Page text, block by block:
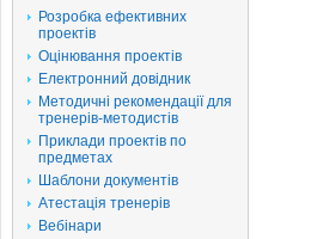
Розробка ефективних
проектів
Оцінювання проектів
Електронний довідник
Методичні рекомендації для
тренерів-методистів
Приклади проектів по
предметах
Шаблони документів
Атестація тренерів
Вебінари